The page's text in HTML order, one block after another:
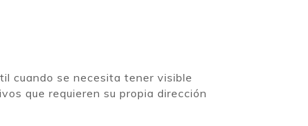
cuando se necesita tener visible
que requieren su propia dirección